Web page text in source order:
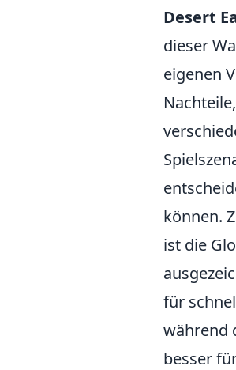
Desert
dieser
eigenen
können.
ist die
für
während
besser